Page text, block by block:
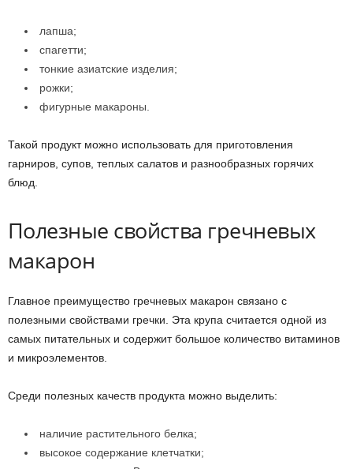
лапша;
спагетти;
тонкие азиатские изделия;
рожки;
фигурные макароны.
Такой продукт можно использовать для приготовления
гарниров, супов, теплых салатов и разнообразных горячих
блюд.
Полезные свойства гречневых
макарон
Главное преимущество гречневых макарон связано с
полезными свойствами гречки. Эта крупа считается одной из
самых питательных и содержит большое количество витаминов
и микроэлементов.
Среди полезных качеств продукта можно выделить:
наличие растительного белка;
высокое содержание клетчатки;